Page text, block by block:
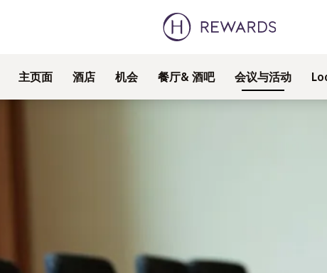
主页面 酒店 机会 餐厅& 酒吧 会议与活动